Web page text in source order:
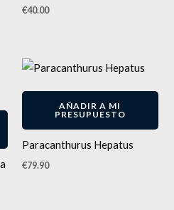
€40.00
AÑADIR A MI
PRESUPUESTO
Paracanthurus Hepatus
€79.90